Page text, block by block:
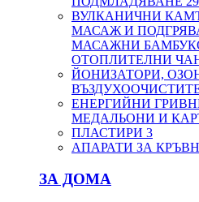
ВУЛКАНИЧНИ
МАСАЖ И
МАСАЖНИ
ОТОПЛИТЕЛНИ
ЙОНИЗАТОРИ,
ЕНЕРГИЙНИ
МЕДАЛЬОНИ И
ПЛАСТИРИ 3
АПАРАТИ ЗА
ЗА ДОМА